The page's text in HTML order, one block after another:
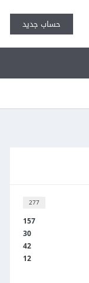
حساب جديد
277
157
30
42
12